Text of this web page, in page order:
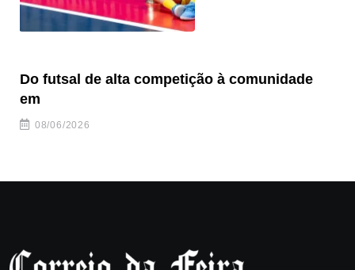
Do futsal de alta competição à comunidade
em
08/06/2026